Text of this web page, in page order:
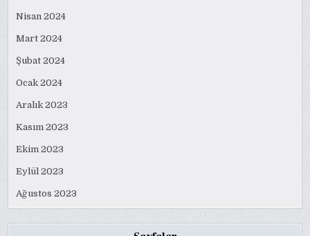
Nisan 2024
Mart 2024
Şubat 2024
Ocak 2024
Aralık 2023
Kasım 2023
Ekim 2023
Eylül 2023
Ağustos 2023